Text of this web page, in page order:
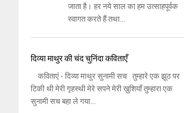
जाता है। हर नये साल का हम उत्साहपूर्वक
स्वागत करते हैं तथा...
दिव्या माथुर की चंद चुनिंदा कविताएँ
कविताएं - दिव्या माथुर सुनामी सच तुम्हारे एक झूठ पर
टिकी थी मेरी गृहस्थी मेरे सपने मेरी ख़ुशियाँ तुम्हारा एक
सुनामी सच बहा ले गया...